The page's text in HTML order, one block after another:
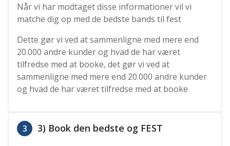
Når vi har modtaget disse informationer vil vi
matche dig op med de bedste bands til fest
Dette gør vi ved at sammenligne med mere end
20.000 andre kunder og hvad de har været
tilfredse med at booke, det gør vi ved at
sammenligne med mere end 20.000 andre kunder
og hvad de har været tilfredse med at booke
3 3) Book den bedste og FEST